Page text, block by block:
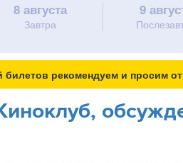
8 августа
Завтра
9
рекомендуем и просим